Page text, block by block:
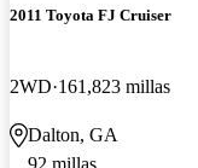
2011 Toyota FJ Cruiser
2WD 161,823 millas
Dalton, GA